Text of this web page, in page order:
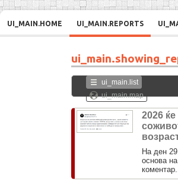
UI_MAIN.HOME UI_MAIN.REPORTS
ui_main.list
ui_main.map
2026
На ден
основа
коментар...